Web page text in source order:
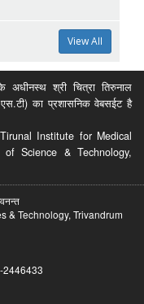
View All
अधीनस्थ श्री चित्रा तिरुनाल
का प्रशासनिक वेबसईट है
Institute for Medical
Science & Technology,
& Technology, Trivandrum
2446433